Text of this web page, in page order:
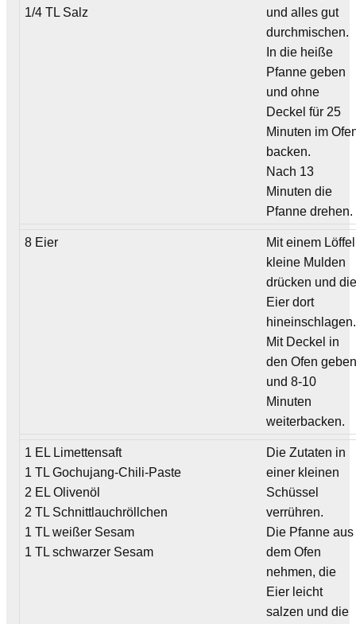
1/4 TL Salz
und alles gut
durchmischen.
In die heiße
Pfanne geben
und ohne
Deckel für 25
Minuten im
backen.
Nach 13
Minuten die
Pfanne drehen.
8 Eier
Mit einem Löffel
kleine Mulden
drücken und
Eier dort
hineinschlagen.
Mit Deckel in
den Ofen
und 8-10
Minuten
weiterbacken.
1 EL Limettensaft
1 TL Gochujang-Chili-Paste
2 EL Olivenöl
2 TL Schnittlauchröllchen
1 TL weißer Sesam
1 TL schwarzer Sesam
Die Zutaten in
einer kleinen
Schüssel
verrühren.
Die Pfanne aus
dem Ofen
nehmen, die
Eier leicht
salzen und die